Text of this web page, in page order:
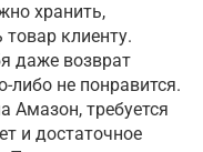
хранить,
клиенту.
даже возврат
либо не понравится.
Амазон, требуется
и достаточное